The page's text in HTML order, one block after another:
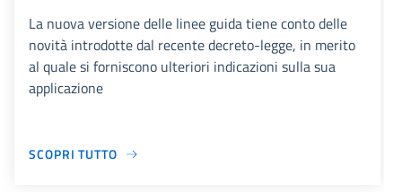
La nuova versione delle linee guida tiene conto delle
novità introdotte dal recente decreto-legge, in merito
al quale si forniscono ulteriori indicazioni sulla sua
applicazione
SCOPRI TUTTO